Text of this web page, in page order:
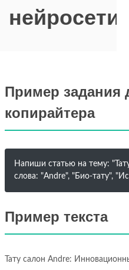
нейросети
Пример задания
копирайтера
Напиши статью на тему:
слова: "Andre", "Био-тату",
Пример текста
Тату салон Andre: